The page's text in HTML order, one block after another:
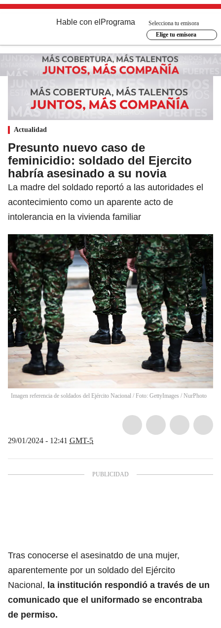
Hable con el Programa
Selecciona tu emisora
Elige tu emisora
Actualidad
Presunto nuevo caso de
feminicidio: soldado del Ejercito
habría asesinado a su novia
La madre del soldado reportó a las autoridades el
acontecimiento como un aparente acto de
intolerancia en la vivienda familiar
Imagen referencia de soldados del Ejército Nacional / Foto: GettyImages / NurPhoto
29/01/2024 - 12:41 GMT-5
Tras conocerse el asesinatdo de una mujer,
aparentemente por un soldado del Ejército
Nacional, la institución respondió a través de un
comunicado que el uniformado se encontraba
de permiso.